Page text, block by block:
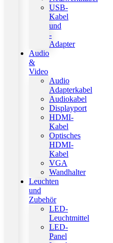
USB-
Kabel
und
-
Adapter
Audio
&
Video
Audio
Adapterkabel
Audiokabel
Displayport
HDMI-
Kabel
Optisches
HDMI-
Kabel
VGA
Wandhalter
Leuchten
und
Zubehör
LED-
Leuchtmittel
LED-
Panel